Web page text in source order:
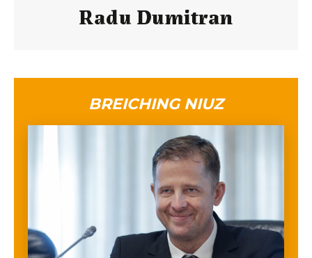
Radu Dumitran
BREICHING NIUZ